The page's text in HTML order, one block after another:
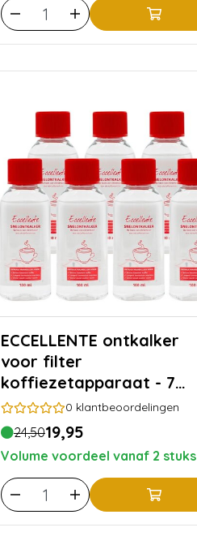
ECCELLENTE ontkalker
voor filter
koffiezetapparaat - 7
stuks
0 klantbeoordelingen
24,5019,95
Volume voordeel vanaf 2 stuks